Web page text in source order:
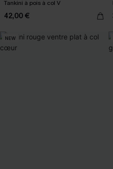
Tankini à pois à col V
42,00 €
NEW